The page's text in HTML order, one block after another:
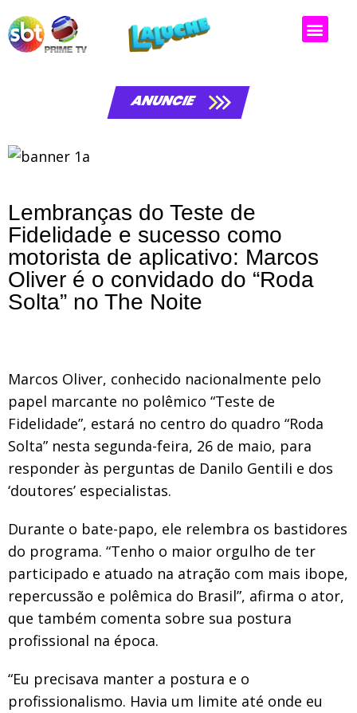
ANUNCIE
Lembranças do Teste de
Fidelidade e sucesso como
motorista de aplicativo: Marcos
Oliver é o convidado do “Roda
Solta” no The Noite
Marcos Oliver, conhecido nacionalmente pelo
papel marcante no polêmico “Teste de
Fidelidade”, estará no centro do quadro “Roda
Solta” nesta segunda-feira, 26 de maio, para
responder às perguntas de Danilo Gentili e dos
‘doutores’ especialistas.
Durante o bate-papo, ele relembra os bastidores
do programa. “Tenho o maior orgulho de ter
participado e atuado na atração com mais ibope,
repercussão e polêmica do Brasil”, afirma o ator,
que também comenta sobre sua postura
profissional na época.
“Eu precisava manter a postura e o
profissionalismo. Havia um limite até onde eu